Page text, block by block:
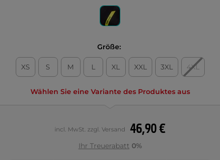
Größe:
XS S M L XL XXL 3XL 4XL
Wählen Sie eine Variante des Produktes aus
46,90 €
incl. MwSt. zzgl. Versand
Ihr Treuerabatt 0%